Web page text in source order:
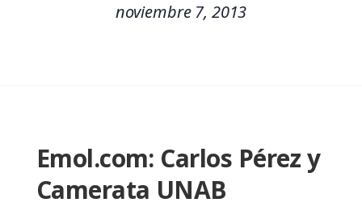
noviembre 7, 2013
Emol.com: Carlos Pérez y
Camerata UNAB